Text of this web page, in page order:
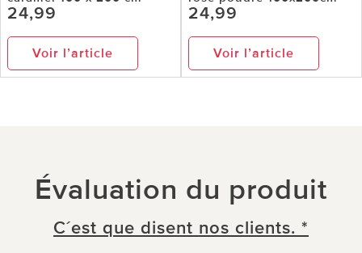
24,99
Voir l’article
24,99
Voir l’article
Évaluation du produit
C´est que disent nos clients. *